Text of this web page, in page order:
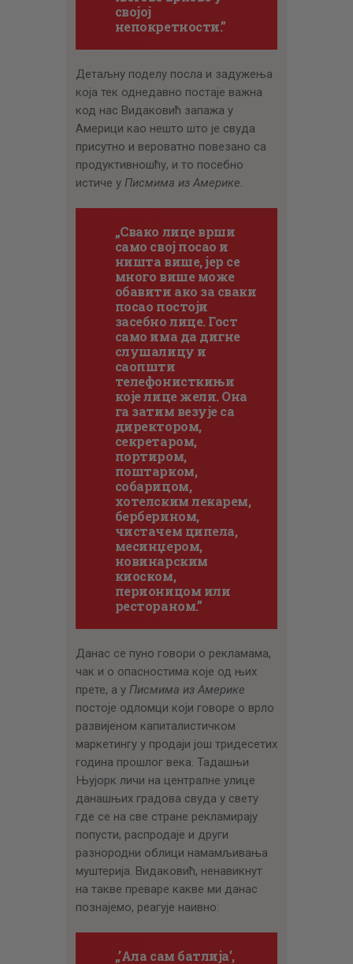
својој
непокретности.”
Детаљну поделу посла и задужења
која тек однедавно постаје важна
код нас Видаковић запажа у
Америци као нешто што је свуда
присутно и вероватно повезано са
продуктивношћу, и то посебно
истиче у Писмима из Америке.
„Свако лице врши
само свој посао и
ништа више, јер се
много више може
обавити ако за сваки
посао постоји
засебно лице. Гост
само има да дигне
слушалицу и
саопшти
телефонисткињи
које лице жели. Она
га затим везује са
директором,
секретаром,
портиром,
поштарком,
собарицом,
хотелским лекарем,
берберином,
чистачем ципела,
месинџером,
новинарским
киоском,
перионицом или
рестораном.”
Данас се пуно говори о рекламама,
чак и о опасностима које од њих
прете, а у Писмима из Америке
постоје одломци који говоре о врло
развијеном капиталистичком
маркетингу у продаји још тридесетих
година прошлог века. Тадашњи
Њујорк личи на централне улице
данашњих градова свуда у свету
где се на све стране рекламирају
попусти, распродаје и други
разнородни облици намамљивања
муштерија. Видаковић, ненавикнут
на такве преваре какве ми данас
познајемо, реагује наивно:
„’Ала сам батлија’,